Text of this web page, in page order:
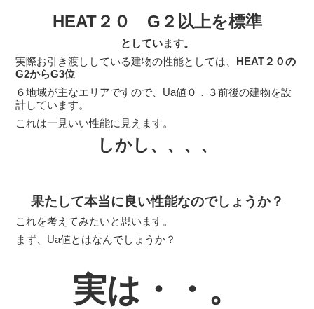
HEAT２０ G２以上を標準
としています。
実際お引き渡ししている建物の性能としては、 HEAT２０の
G2からG3位
６地域が主なエリアですので、Ua値０．３前後の建物を設
計しています。
これは一見いい性能に見えます。
しかし、、、、
果たして本当に良い性能なのでしょうか？
これを考えてみたいと思います。
まず、Ua値とはなんでしょうか？
実は・・。